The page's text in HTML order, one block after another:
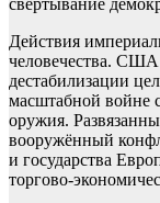
свёртывание
Действия
человечества.
дестабилизации
масштабной войне
оружия.
вооружённый
и государства
торгово-